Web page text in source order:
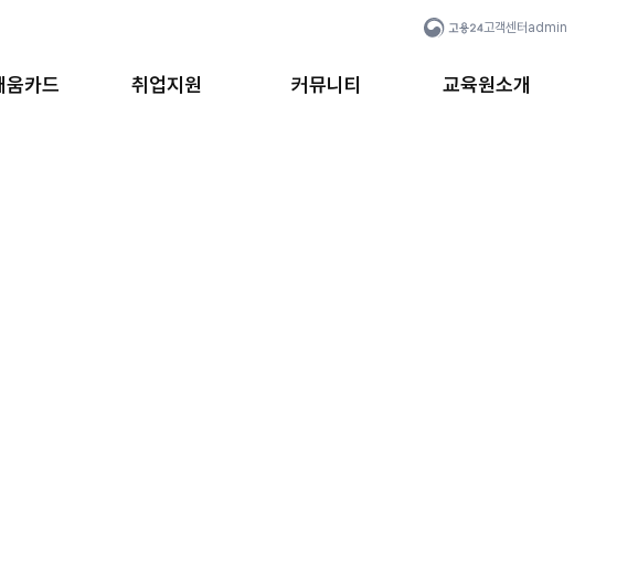
고객센터 admin
움카드 취업지원 커뮤니티 교육원소개